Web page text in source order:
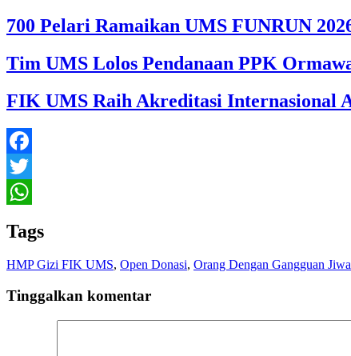
700 Pelari Ramaikan UMS FUNRUN
Tim UMS Lolos Pendanaan PPK
FIK UMS Raih Akreditasi Internasional
Facebook
Twitter
Tags
HMP Gizi FIK UMS, Open Donasi, Orang Dengan Gangguan Jiwa
Tinggalkan komentar